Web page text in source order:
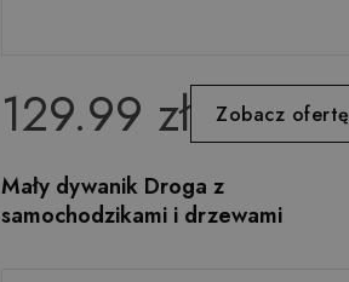
129.99 zł Zobacz ofertę
Mały dywanik Droga z
samochodzikami i drzewami